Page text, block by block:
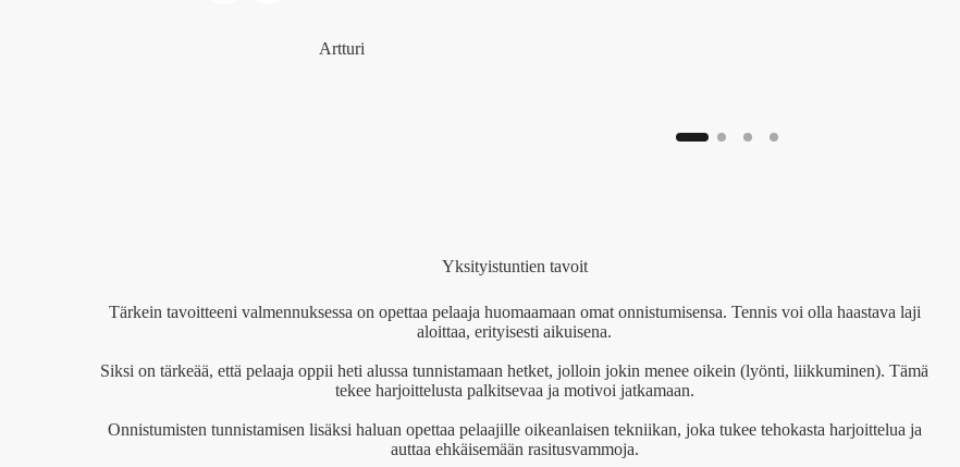
Artturi
Yksityistuntien tavoit
Tärkein tavoitteeni valmennuksessa on opettaa pelaaja huomaamaan omat onnistumisensa. Tennis voi olla haastava laji
aloittaa, erityisesti aikuisena.
Siksi on tärkeää, että pelaaja oppii heti alussa tunnistamaan hetket, jolloin jokin menee oikein (lyönti, liikkuminen). Tämä
tekee harjoittelusta palkitsevaa ja motivoi jatkamaan.
Onnistumisten tunnistamisen lisäksi haluan opettaa pelaajille oikeanlaisen tekniikan, joka tukee tehokasta harjoittelua ja
auttaa ehkäisemään rasitusvammoja.